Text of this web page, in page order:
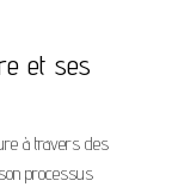
et ses
à travers des
processus